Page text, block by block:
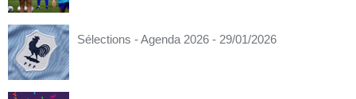
Sélections - Agenda 2026 - 29/01/2026